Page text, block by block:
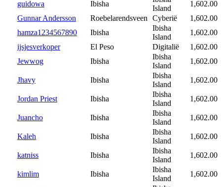
guidowa Ibisha
Island
1,602.00
Gunnar Andersson
Roebelarendsveen Cyberië
1,602.00
hamza1234567890
Ibisha
Ibisha
Island
1,602.00
ijsjesverkoper
El Peso Digitalië
1,602.00
Jewwog
Ibisha
Ibisha
Island
1,602.00
Jhavy Ibisha
Ibisha
Island
1,602.00
Jordan Priest Ibisha
Ibisha
Island
1,602.00
Juancho Ibisha
Ibisha
Island
1,602.00
Kaleh Ibisha
Ibisha
Island
1,602.00
katniss Ibisha
Ibisha
Island
1,602.00
kimlim Ibisha
Ibisha
Island
1,602.00